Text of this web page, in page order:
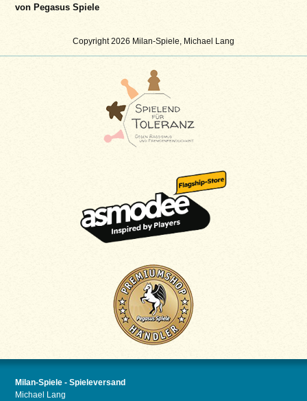
Copyright 2026 Milan-Spiele, Michael Lang
von Pegasus Spiele
Milan-Spiele - Spieleversand
Michael Lang